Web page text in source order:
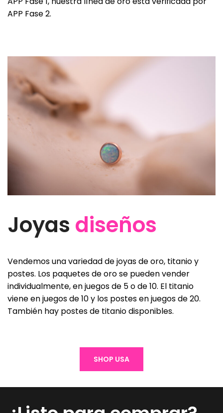
APP Fase 2.
Joyas diseños
Vendemos una variedad de joyas de oro, titanio y
postes. Los paquetes de oro se pueden vender
individualmente, en juegos de 5 o de 10. El titanio
viene en juegos de 10 y los postes en juegos de 20.
También hay postes de titanio disponibles.
SHOP USA